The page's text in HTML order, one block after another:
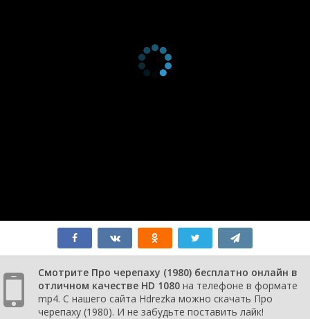
Смотрите Про черепаху (1980) бесплатно онлайн в
отличном качестве HD 1080 на телефоне в формате
mp4. С нашего сайта Hdrezka можно скачать Про
черепаху (1980). И не забудьте поставить лайк!